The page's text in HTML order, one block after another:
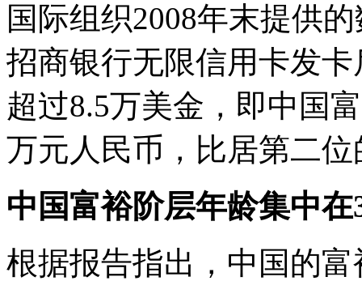
国际组织2008年末提供
招商银行无限信用卡发
超过8.5万美金，即中国
万元人民币，比居第二
中国富裕阶层年龄集中
根据报告指出，中国的